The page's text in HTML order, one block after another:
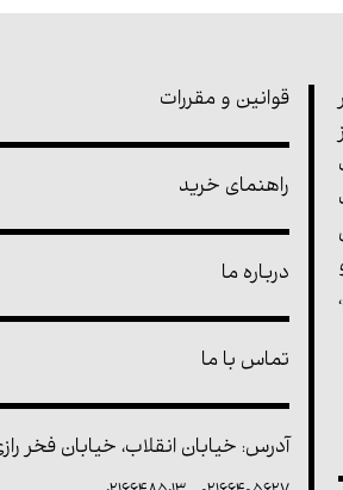
قوانین و مقررات
راهنمای خرید
درباره ما
تماس با ما
آدرس: خیابان انقلاب، خیابان فخر